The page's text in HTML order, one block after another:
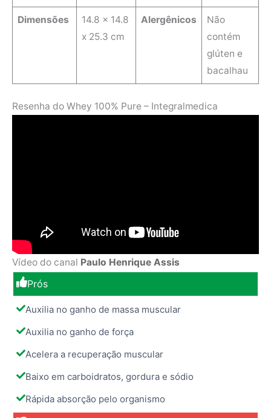
Dimensões
‎14.8 x 14.8
x 25.3 cm
Alergênicos
Não
contém
glúten e
bacalhau
Resenha do Whey 100% Pure – Integralmedica
Vídeo do canal Paulo Henrique Assis
Prós
Auxilia no ganho de massa muscular
Auxilia no ganho de força
Acelera a recuperação muscular
Baixo em carboidratos, gordura e sódio
Rápida absorção pelo organismo